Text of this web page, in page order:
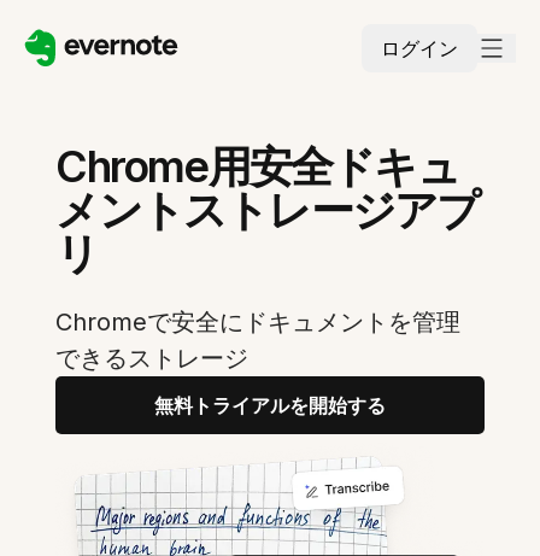
ログイン
Chrome用安全ドキュ
メントストレージアプ
リ
Chromeで安全にドキュメントを管理
できるストレージ
無料トライアルを開始する